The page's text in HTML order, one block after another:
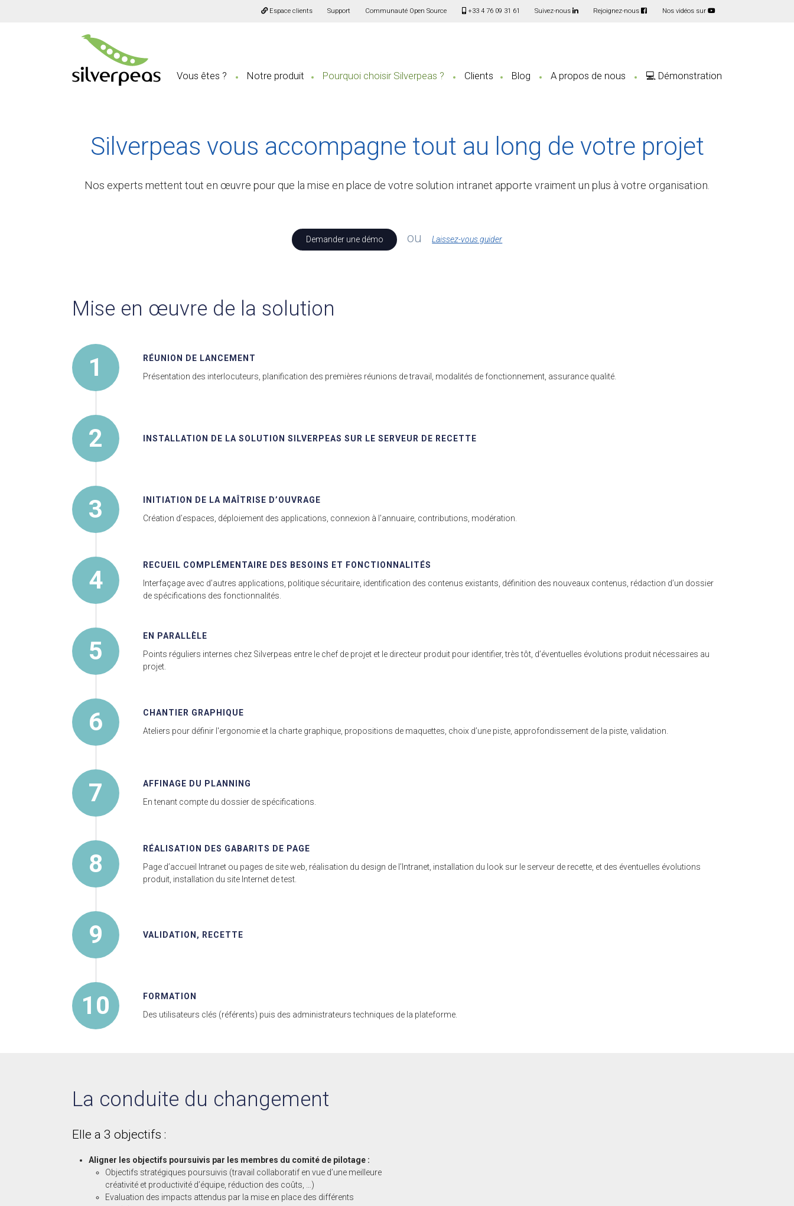
Espace clients Support Communauté Open Source +33 4 76 09 31 61 Suivez-nous Rejoignez-nous Nos vidéos sur
Vous êtes ? Notre produit Pourquoi choisir Silverpeas ? Clients Blog A propos de nous 💻 Démonstration
Silverpeas vous accompagne tout au long de votre projet
Nos experts mettent tout en œuvre pour que la mise en place de votre solution intranet apporte vraiment un plus à votre organisation.
Demander une démo ou Laissez-vous guider
Mise en œuvre de la solution
1
RÉUNION DE LANCEMENT
Présentation des interlocuteurs, planification des premières réunions de travail, modalités de fonctionnement, assurance qualité.
2 INSTALLATION DE LA SOLUTION SILVERPEAS SUR LE SERVEUR DE RECETTE
3
INITIATION DE LA MAÎTRISE D’OUVRAGE
Création d’espaces, déploiement des applications, connexion à l'annuaire, contributions, modération.
4
RECUEIL COMPLÉMENTAIRE DES BESOINS ET FONCTIONNALITÉS
Interfaçage avec d’autres applications, politique sécuritaire, identification des contenus existants, définition des nouveaux contenus, rédaction d’un dossier
de spécifications des fonctionnalités.
5
EN PARALLÈLE
Points réguliers internes chez Silverpeas entre le chef de projet et le directeur produit pour identifier, très tôt, d’éventuelles évolutions produit nécessaires au
projet.
6
CHANTIER GRAPHIQUE
Ateliers pour définir l'ergonomie et la charte graphique, propositions de maquettes, choix d’une piste, approfondissement de la piste, validation.
7
AFFINAGE DU PLANNING
En tenant compte du dossier de spécifications.
8
RÉALISATION DES GABARITS DE PAGE
Page d’accueil Intranet ou pages de site web, réalisation du design de l’Intranet, installation du look sur le serveur de recette, et des éventuelles évolutions
produit, installation du site Internet de test.
9 VALIDATION, RECETTE
10
FORMATION
Des utilisateurs clés (référents) puis des administrateurs techniques de la plateforme.
La conduite du changement
Elle a 3 objectifs :
Aligner les objectifs poursuivis par les membres du comité de pilotage :
Objectifs stratégiques poursuivis (travail collaboratif en vue d’une meilleure
créativité et productivité d’équipe, réduction des coûts, …)
Evaluation des impacts attendus par la mise en place des différents